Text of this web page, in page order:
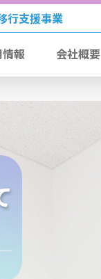
行支援事業
報 会社概要